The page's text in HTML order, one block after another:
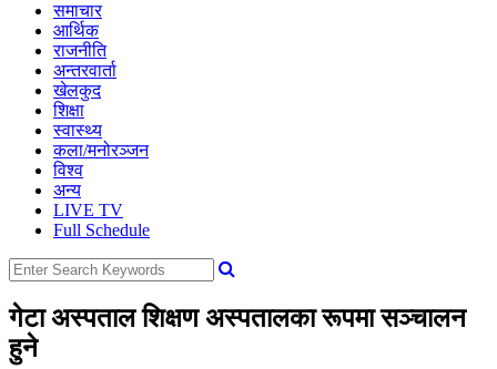
समाचार
आर्थिक
राजनीति
अन्तरवार्ता
खेलकुद
शिक्षा
स्वास्थ्य
कला/मनोरञ्जन
विश्व
अन्य
LIVE TV
Full Schedule
गेटा अस्पताल शिक्षण अस्पतालका रूपमा सञ्चालन
हुने